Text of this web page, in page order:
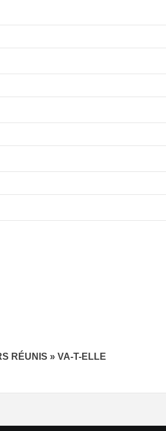
RÉUNIS » VA-T-ELLE